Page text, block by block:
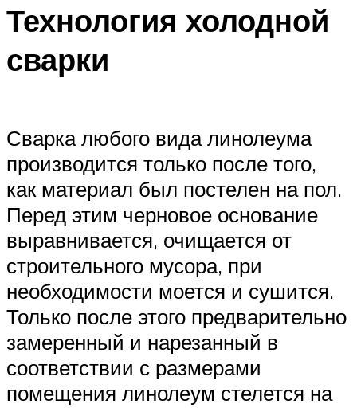
Технология холодной
сварки
Сварка любого вида линолеума
производится только после того,
как материал был постелен на пол.
Перед этим черновое основание
выравнивается, очищается от
строительного мусора, при
необходимости моется и сушится.
Только после этого предварительно
замеренный и нарезанный в
соответствии с размерами
помещения линолеум стелется на